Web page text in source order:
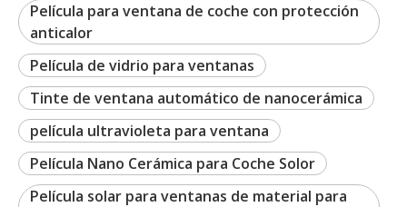
Película para ventana de coche con protección
anticalor
Película de vidrio para ventanas
Tinte de ventana automático de nanocerámica
película ultravioleta para ventana
Película Nano Cerámica para Coche Solor
Película solar para ventanas de material para